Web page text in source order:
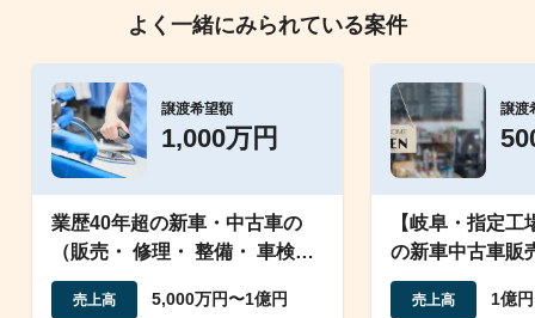
よく一緒にみられている案件
譲渡希望額
1,000万円
業歴40年超の新車・中古車の
（販売・ 修理・ 整備・ 車検
業）を営む企業/資格有
売上高 5,000万円〜1億円
譲渡
【岐阜・指定
の新車中古車販
販売。有資格者
売上高 1億